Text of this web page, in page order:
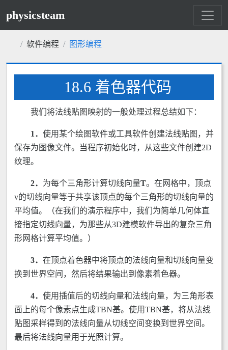
physicsteam
软件编程 图形编程
18.6 着色器代码
我们将法线贴图映射的一般处理过程总结如下：
1． 使用某个绘图软件或工具软件创建法线贴图，并
保存为图像文件。当程序初始化时，从这些文件创建2D
纹理。
2． 为每个三角形计算切线向量T。在网格中，顶点
v的切线向量等于共享该顶点的每个三角形的切线向量的
平均值。（在我们的演示程序中，我们为简单几何体直
接指定切线向量，为那些从3D建模软件导出的复杂三角
形网格计算平均值。）
3． 在顶点着色器中将顶点的法线向量和切线向量变
换到世界空间，然后将结果输出到像素着色器。
4． 使用插值后的切线向量和法线向量，为三角形表
面上的每个像素点生成TBN基。使用TBN基，将从法线
贴图采样得到的法线向量从切线空间变换到世界空间。
最后将法线向量用于光照计算。